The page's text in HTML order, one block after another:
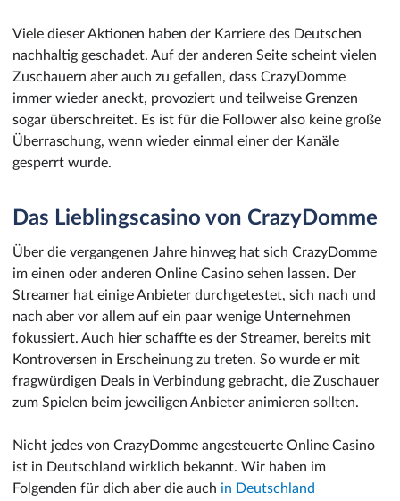
Viele dieser Aktionen haben der Karriere des Deutschen
nachhaltig geschadet. Auf der anderen Seite scheint vielen
Zuschauern aber auch zu gefallen, dass CrazyDomme
immer wieder aneckt, provoziert und teilweise Grenzen
sogar überschreitet. Es ist für die Follower also keine große
Überraschung, wenn wieder einmal einer der Kanäle
gesperrt wurde.
Das Lieblingscasino von CrazyDomme
Über die vergangenen Jahre hinweg hat sich CrazyDomme
im einen oder anderen Online Casino sehen lassen. Der
Streamer hat einige Anbieter durchgetestet, sich nach und
nach aber vor allem auf ein paar wenige Unternehmen
fokussiert. Auch hier schaffte es der Streamer, bereits mit
Kontroversen in Erscheinung zu treten. So wurde er mit
fragwürdigen Deals in Verbindung gebracht, die Zuschauer
zum Spielen beim jeweiligen Anbieter animieren sollten.
Nicht jedes von CrazyDomme angesteuerte Online Casino
ist in Deutschland wirklich bekannt. Wir haben im
Folgenden für dich aber die auch in Deutschland